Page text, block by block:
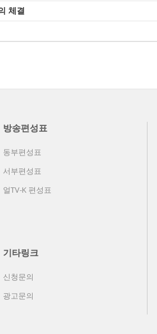
체결
방송편성표
동부편성표
서부편성표
얼TV-K 편성표
기타링크
신청문의
광고문의